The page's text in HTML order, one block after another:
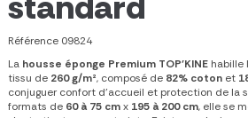
Référence 09824
La housse éponge Premium TOP'KINE habille
tissu de 260 g/m², composé de 82% coton et
conjuguer confort d'accueil et protection de la
formats de 60 à 75 cmx 195 à 200 cm, elle se